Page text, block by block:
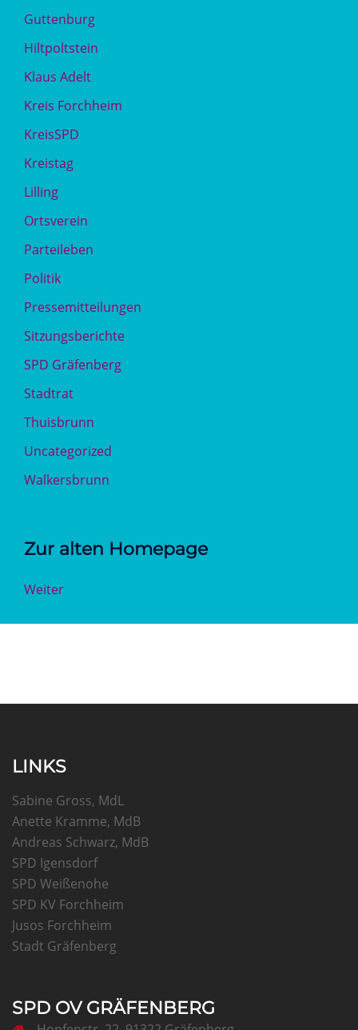
Guttenburg
Hiltpoltstein
Klaus Adelt
Kreis Forchheim
KreisSPD
Kreistag
Lilling
Ortsverein
Parteileben
Politik
Pressemitteilungen
Sitzungsberichte
SPD Gräfenberg
Stadtrat
Thuisbrunn
Uncategorized
Walkersbrunn
Zur alten Homepage
Weiter
LINKS
Sabine Gross, MdL
Anette Kramme, MdB
Andreas Schwarz, MdB
SPD Igensdorf
SPD Weißenohe
SPD KV Forchheim
Jusos Forchheim
Stadt Gräfenberg
SPD OV GRÄFENBERG